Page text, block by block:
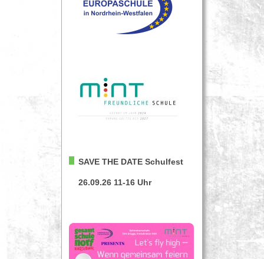
SAVE THE DATE Schulfest
26.09.26 11-16 Uhr